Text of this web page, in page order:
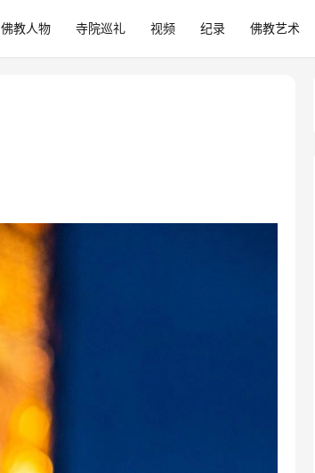
佛教人物 寺院巡礼 视频 纪录 佛教艺术